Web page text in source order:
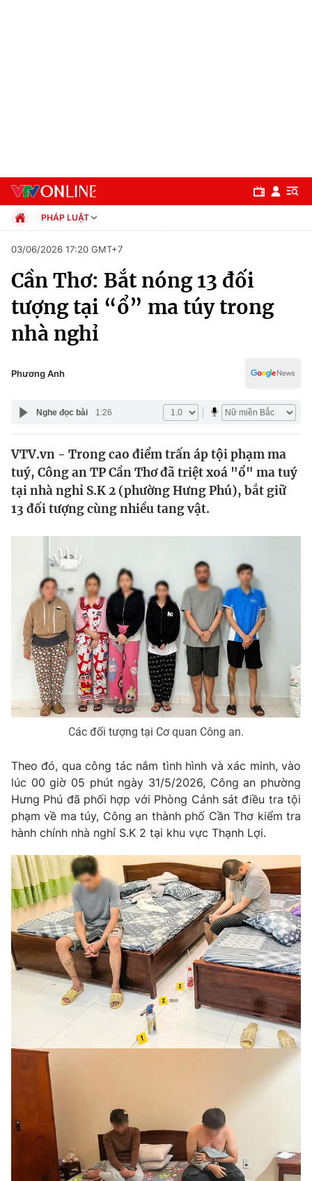
Chuyên mục
Chính trị
Thế giới
Tin tức
Thế giới đó đây
Câu chuyện quốc tế
Kinh tế
Thị trường
Góc doanh nghiệp
Dữ liệu và đời sống
Truyền hình
Phim VTV
Hậu trường
Nhân vật
Khán giả
Giải trí
Điện ảnh
Âm nhạc
Đời sống
Du lịch
Chất lượng cuộc sống
Giáo dục
Học trực tuyến
Công nghệ
Hitech Công nghệ tương lai
Sản phẩm
Tư vấn
Giao lưu trực tuyến
Chuyên mục khác
Emagazine Podcast
Photo Infographic
Shorts video
VTV Money VTV Thể thao
VTV Sức khoẻ
Thị trường 24h Tấm lòng Việt
Vươn mình bằng AI
PHÁP LUẬT
Xã hội
Pháp luật
Thể thao
Truyền hình
Văn hóa - Giải trí
Giáo dục
03/06/2026 17:20 GMT+7
Cần Thơ: Bắt nóng 13 đối
tượng tại “ổ” ma túy trong
nhà nghỉ
Phương Anh
Nghe đọc bài 1:26
VTV.vn - Trong cao điểm trấn áp tội phạm ma
tuý, Công an TP Cần Thơ đã triệt xoá "ổ" ma tuý
tại nhà nghỉ S.K 2 (phường Hưng Phú), bắt giữ
13 đối tượng cùng nhiều tang vật.
Các đối tượng tại Cơ quan Công an.
Theo đó, qua công tác nắm tình hình và xác minh, vào
lúc 00 giờ 05 phút ngày 31/5/2026, Công an phường
Hưng Phú đã phối hợp với Phòng Cảnh sát điều tra tội
phạm về ma túy, Công an thành phố Cần Thơ kiểm tra
hành chính nhà nghỉ S.K 2 tại khu vực Thạnh Lợi.